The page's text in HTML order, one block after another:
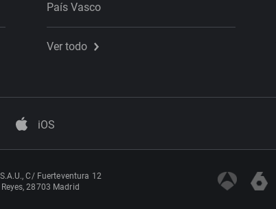
País Vasco
Ver todo
iOS
C/ Fuerteventura 12
28703 Madrid